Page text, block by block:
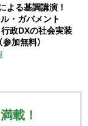
よる基調講演！
・ガバメント
政DXの社会実装
加無料）
載！